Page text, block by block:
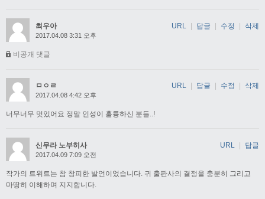
최우아
2017.04.08 3:31 오후
비공개 댓글
URL 답글 수정 삭제
ㅁㅇㄹ
2017.04.08 4:42 오후
너무너무 멋있어요 정말 인성이 훌륭하신 분들..!
URL 답글 수정 삭제
신무라 노부히사
2017.04.09 7:09 오전
작가의 트위트는 참 창피한 발언이었습니다. 귀 출판사의 결정을 충분히 그리고
마땅히 이해하며 지지합니다.
URL | 답글